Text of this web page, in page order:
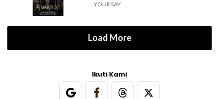
YOUR SAY
Load More
Ikuti Kami